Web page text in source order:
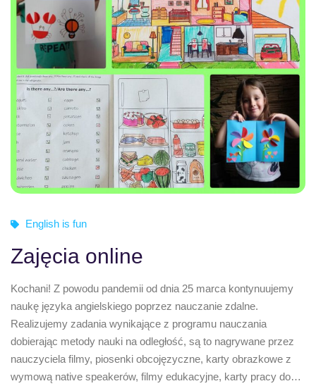
English is fun
Zajęcia online
Kochani! Z powodu pandemii od dnia 25 marca kontynuujemy
naukę języka angielskiego poprzez nauczanie zdalne.
Realizujemy zadania wynikające z programu nauczania
dobierając metody nauki na odległość, są to nagrywane przez
nauczyciela filmy, piosenki obcojęzyczne, karty obrazkowe z
wymową native speakerów, filmy edukacyjne, karty pracy do…